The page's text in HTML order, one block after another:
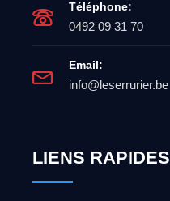
Téléphone:
0492 09 31 70
Email:
info@leserrurier.be
LIENS RAPIDES